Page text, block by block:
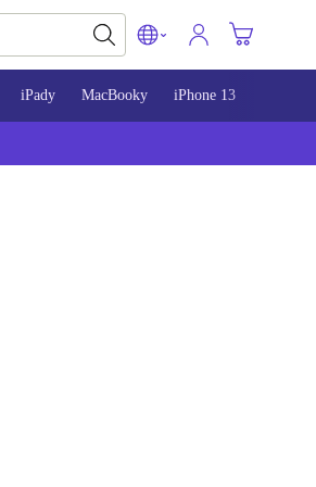
iPady MacBooky iPhone 13